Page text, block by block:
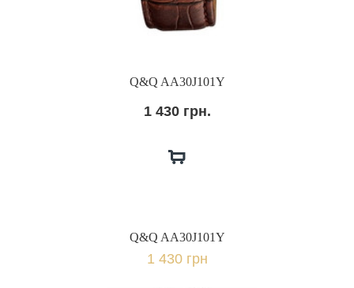
Q&Q AA30J101Y
1 430 грн.
Q&Q AA30J101Y
1 430 грн